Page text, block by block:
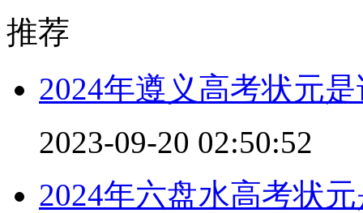
推荐
2024年遵义高考状元
2023-09-20 02:50:52
2024年六盘水高考状